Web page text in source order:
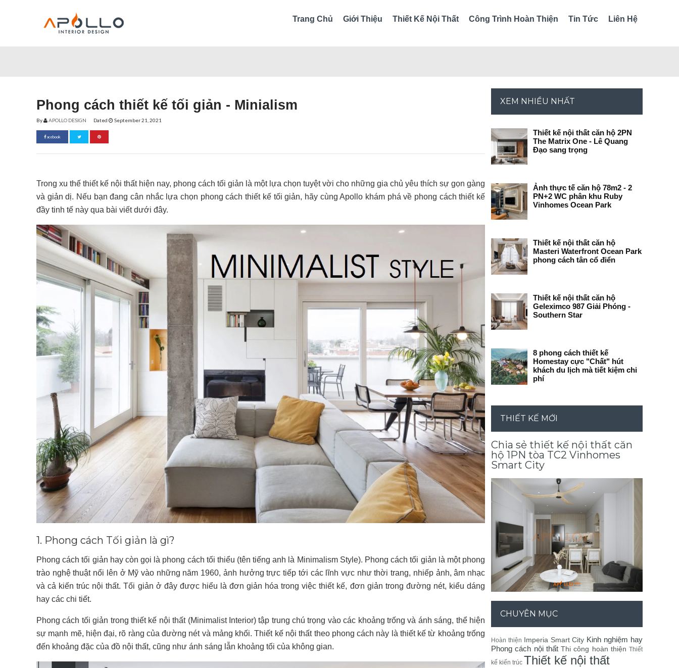
Trang Chủ Giới Thiệu Thiết Kế Nội Thất Công Trình Hoàn Thiện Tin Tức Liên Hệ
Phong cách thiết kế tối giản - Minialism
By APOLLO DESIGN Dated September 21, 2021
acebook
Trong xu thế thiết kế nội thất hiện nay, phong cách tối giản là một lựa chọn tuyệt vời cho những gia chủ yêu thích sự gọn gàng
và giản dị. Nếu bạn đang cân nhắc lựa chọn phong cách thiết kế tối giản, hãy cùng Apollo khám phá về phong cách thiết kế
đầy tinh tế này qua bài viết dưới đây.
1. Phong cách Tối giản là gì?
Phong cách tối giản hay còn gọi là phong cách tối thiểu (tên tiếng anh là Minimalism Style). Phong cách tối giản là một phong
trào nghệ thuật nổi lên ở Mỹ vào những năm 1960, ảnh hưởng trực tiếp tới các lĩnh vực như thời trang, nhiếp ảnh, âm nhạc
và cả kiến trúc nội thất. Tối giản ở đây được hiểu là đơn giản hóa trong việc thiết kế, đơn giản trong đường nét, kiểu dáng
hay các chi tiết.
Phong cách tối giản trong thiết kế nội thất (Minimalist Interior) tập trung chú trọng vào các khoảng trống và ánh sáng, thể hiện
sự mạnh mẽ, hiện đại, rõ ràng của đường nét và mảng khối. Thiết kế nội thất theo phong cách này là thiết kế từ khoảng trống
đến khoảng đặc của đồ nội thất, cũng như ánh sáng lẫn khoảng tối của không gian.
XEM NHIỀU NHẤT
Thiết kế nội thất căn hộ 2PN
The Matrix One - Lê Quang
Đạo sang trọng
Ảnh thực tế căn hộ 78m2 - 2
PN+2 WC phân khu Ruby
Vinhomes Ocean Park
Thiết kế nội thất căn hộ
Masteri Waterfront Ocean Park
phong cách tân cổ điển
Thiết kế nội thất căn hộ
Geleximco 987 Giải Phóng -
Southern Star
8 phong cách thiết kế
Homestay cực "Chất" hút
khách du lịch mà tiết kiệm chi
phí
THIẾT KẾ MỚI
Chia sẻ thiết kế nội thất căn
hộ 1PN tòa TC2 Vinhomes
Smart City
CHUYÊN MỤC
Hoàn thiện Imperia Smart City Kinh nghiệm hay
Phong cách nội thất Thi công hoàn thiện Thiết
kế kiến trúc Thiết kế nội thất